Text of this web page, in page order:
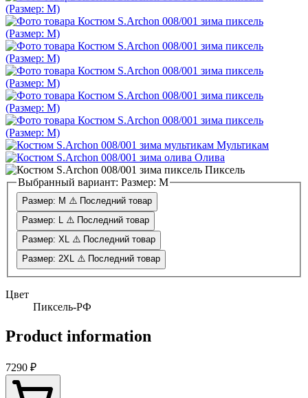
Мультикам
Олива
Пиксель
Выбранный вариант: Размер: M
Размер: M ⚠️ Последний товар
Размер: L ⚠️ Последний товар
Размер: XL ⚠️ Последний товар
Размер: 2XL ⚠️ Последний товар
Цвет
Пиксель-РФ
Product information
7290 ₽